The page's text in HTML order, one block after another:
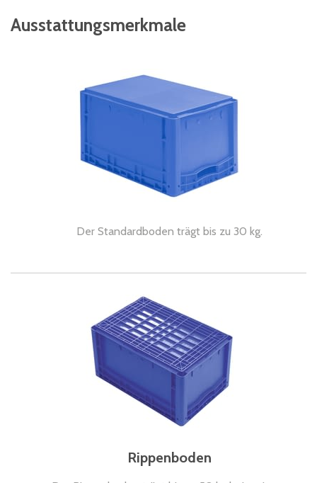
Ausstattungsmerkmale
Der Standardboden trägt bis zu 30 kg.
Rippenboden